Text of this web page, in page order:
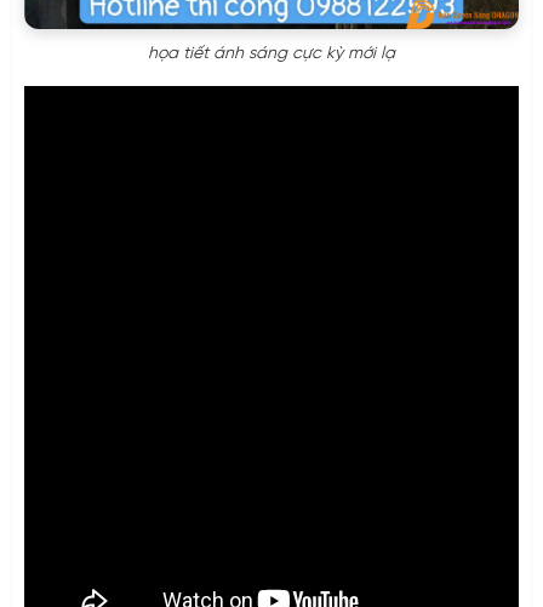
họa tiết ánh sáng cực kỳ mới lạ